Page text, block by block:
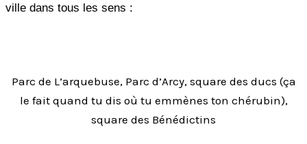
ville dans tous les sens :
Parc de L’arquebuse, Parc d’Arcy, square des ducs (ça
le fait quand tu dis où tu emmènes ton chérubin),
square des Bénédictins